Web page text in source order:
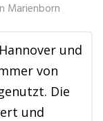
Marienborn
und
von
Die
und